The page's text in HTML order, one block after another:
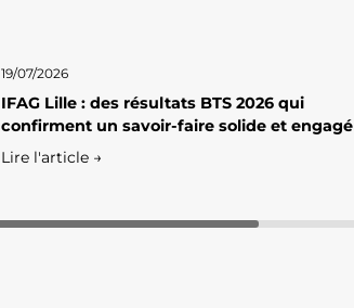
19/07/2026
IFAG Lille : des résultats BTS 2026 qui
confirment un savoir-faire solide et engagé
Lire l'article →